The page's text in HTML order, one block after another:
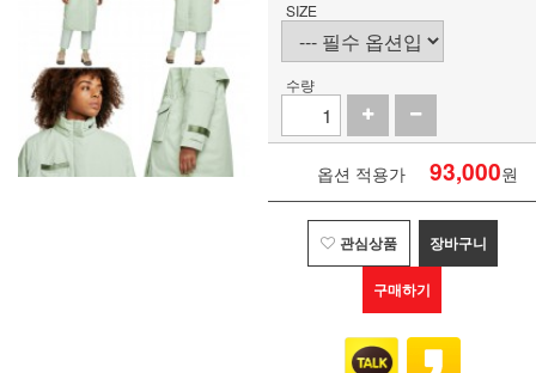
SIZE
수량
옵션 적용가 93,000원
관심상품 장바구니
구매하기